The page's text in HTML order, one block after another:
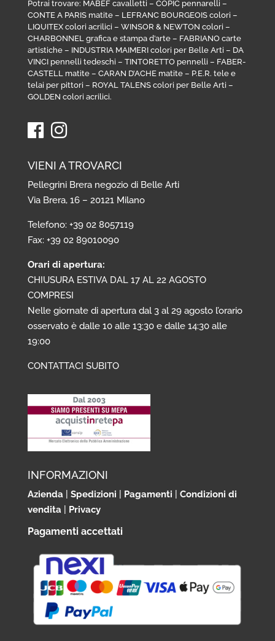
Potrai trovare: MABEF cavalletti – COPIC pennarelli –
CONTE A PARIS matite– LEFRANC BOURGEOIS colori –
LIQUITEX colori acrilici – WINSOR & NEWTON colori –
CHARBONNEL grafica e stampa d’arte– FABRIANO carte
artistiche– INDUSTRIA MAIMERI colori per Belle Arti – DA
VINCI pennelli tedeschi – TINTORETTO pennelli – FABER-
CASTELL matite– CARAN D’ACHE matite– P.E.R. tele e
telai per pittori – ROYAL TALENS colori per Belle Arti –
GOLDEN colori acrilici.
VIENI A TROVARCI
Pellegrini Brera negozio di Belle Arti
Via Brera, 16 – 20121 Milano
Telefono: +39 02 8057119
Fax: +39 02 89010090
Orari di apertura:
CHIUSURA ESTIVA DAL 17 AL 22 AGOSTO
COMPRESI
Nelle giornate di apertura dal 3 al 29 agosto l’orario
osservato è dalle 10 alle 13:30 e dalle 14:30 alle
19:00
CONTATTACI SUBITO
INFORMAZIONI
Azienda| Spedizioni Pagamenti
Condizioni di
vendita| Privacy
Pagamenti accettati